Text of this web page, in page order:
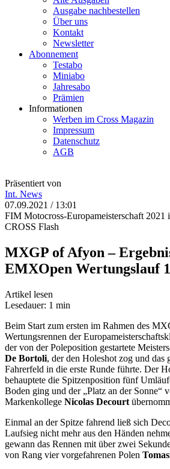
Ausgabe nachbestellen
Über uns
Kontakt
Newsletter
Abonnement
Testabo
Miniabo
Jahresabo
Prämien
Informationen
Werben im Cross Magazin
Impressum
Datenschutz
AGB
Präsentiert von
Int. News
07.09.2021 / 13:01
FIM Motocross-Europameisterschaft 2021
CROSS Flash
MXGP of Afyon –
EMXOpen Wertungslauf 1
Artikel lesen
Lesedauer: 1 min
Beim Start zum ersten im Rahmen des
Wertungsrennen der
der von der Poleposition gestartete
De Bortoli, der den Holeshot zog und das
Fahrerfeld in die erste Runde führte. Der
behauptete die Spitzenposition fünf
Boden ging und der „Platz an der Sonne“
Markenkollege Nicolas Decourt
Einmal an der Spitze fahrend ließ sich
Laufsieg nicht mehr aus den Händen
gewann das Rennen mit über zwei
von Rang vier vorgefahrenen Polen